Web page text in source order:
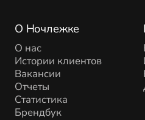
О Ночлежке
О нас
Истории клиентов
Вакансии
Отчеты
Статистика
Брендбук